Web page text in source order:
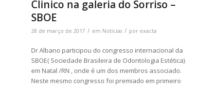
Clinico na galeria do Sorriso –
SBOE
28 de março de 2017 / em Notícias / por exacta
Dr Albano participou do congresso internacional da
SBOE( Sociedade Brasileira de Odontologia Estética)
em Natal /RN , onde é um dos membros associado.
Neste mesmo congresso foi premiado em primeiro